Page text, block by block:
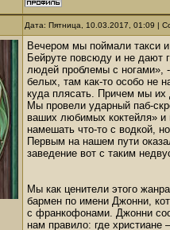
Дата: Пятница, 10.03.2017, 01:09 |
Вечером мы поймали такси
Бейруте повсюду и не дают
людей проблемы с ногами»,
белых, там как-то особо не
куда плясать. Причем мы
Мы провели ударный паб-
ваших любимых коктейля» и
намешать что-то с водкой,
Первым на нашем пути
заведение вот с таким
Мы как ценители этого
бармен по имени Джонни,
с франкофонами. Джонни
нам правило: где